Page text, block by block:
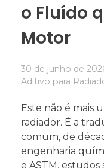
o Fluído
Motor
30 de junho de
Aditivo para
Este não é mais
radiador. É a
comum, de
engenharia
e ASTM,